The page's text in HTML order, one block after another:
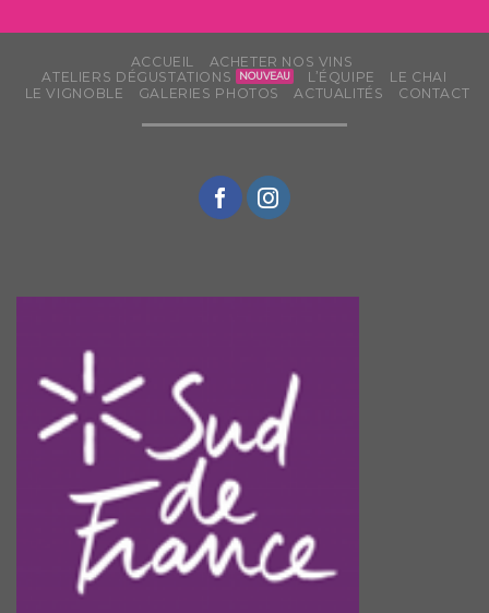
ACCUEIL
ACHETER NOS VINS
ATELIERS DÉGUSTATIONS
L’ÉQUIPE
LE CHAI
LE VIGNOBLE
GALERIES PHOTOS ACTUALITÉS CONTACT